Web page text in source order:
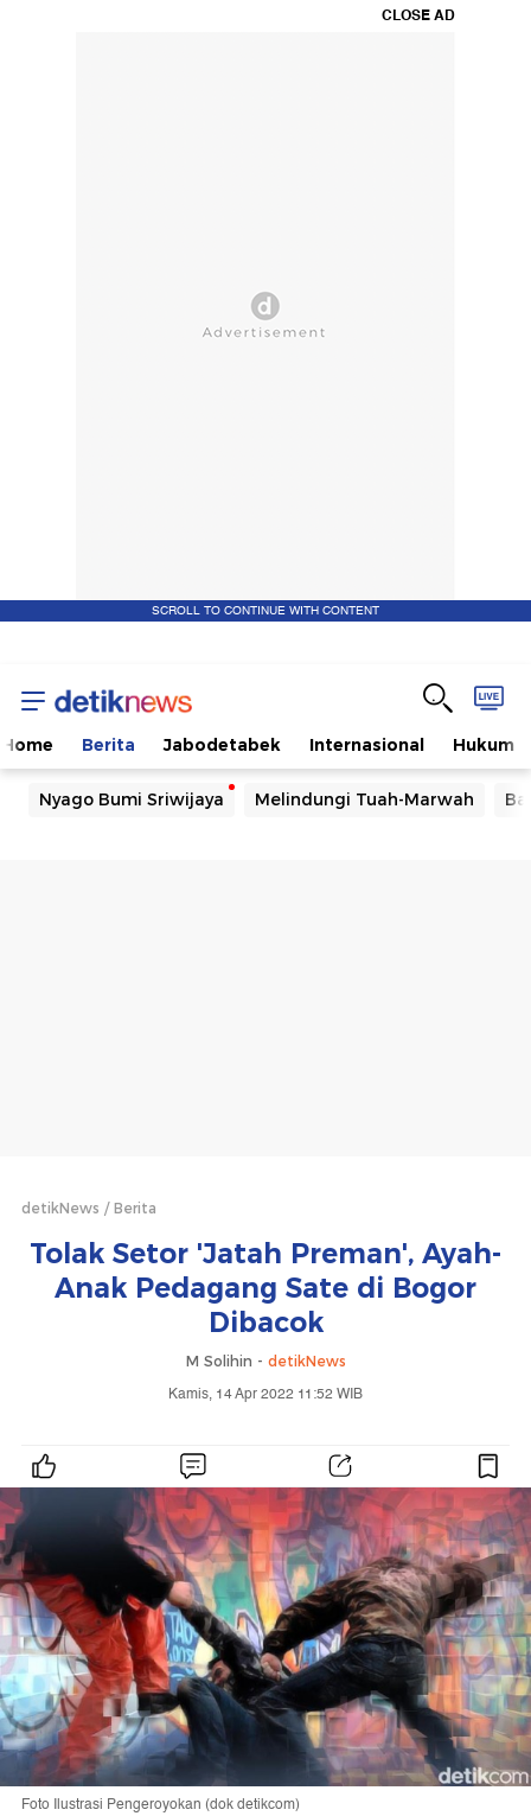
CLOSE AD
SCROLL TO CONTINUE WITH CONTENT
Home Berita Jabodetabek Internasional Hukum
Nyago Bumi Sriwijaya Melindungi Tuah-Marwah
detikNews Berita
Tolak Setor 'Jatah Preman', Ayah-
Anak Pedagang Sate di Bogor
Dibacok
M Solihin - detikNews
Kamis, 14 Apr 2022 11:52 WIB
Foto Ilustrasi Pengeroyokan (dok detikcom)